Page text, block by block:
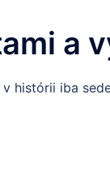
a
histórii iba